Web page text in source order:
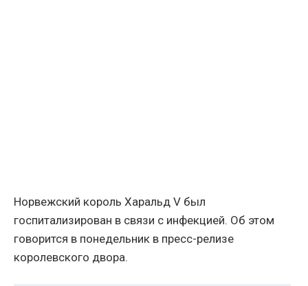
Норвежский король Харальд V был
госпитализирован в связи с инфекцией. Об этом
говорится в понедельник в пресс-релизе
королевского двора.